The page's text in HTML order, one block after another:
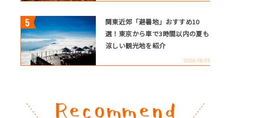
関東近郊「避暑地」おすすめ10
選！東京から車で3時間以内の夏も
涼しい観光地を紹介
2026.06.03